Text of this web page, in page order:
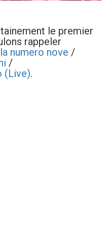
le premier
rappeler
numero nove /
/
(Live).